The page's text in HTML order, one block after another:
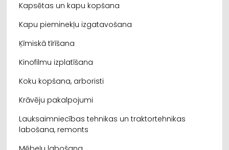
Kapsētas un kapu kopšana
Kapu pieminekļu izgatavošana
Ķīmiskā tīrīšana
Kinofilmu izplatīšana
Koku kopšana, arboristi
Krāvēju pakalpojumi
Lauksaimniecības tehnikas un traktortehnikas
labošana, remonts